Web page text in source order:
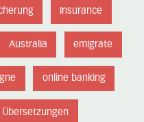
Insurance
Australia emigrate
online banking
Übersetzungen